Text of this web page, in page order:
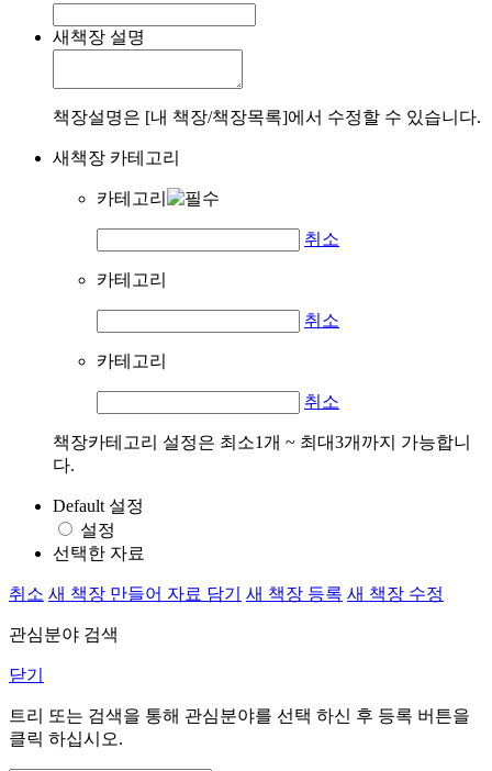
새책장 설명
책장설명은 [내 책장/책장목록]에서 수정할 수 있습니다.
새책장 카테고리
카테고리
취소
카테고리
취소
카테고리
취소
책장카테고리 설정은 최소1개 ~ 최대3개까지 가능합니
다.
Default 설정
설정
선택한 자료
취소 새 책장 만들어 자료 담기 새 책장 등록 새 책장 수정
관심분야 검색
닫기
트리 또는 검색을 통해 관심분야를 선택 하신 후 등록 버튼을
클릭 하십시오.